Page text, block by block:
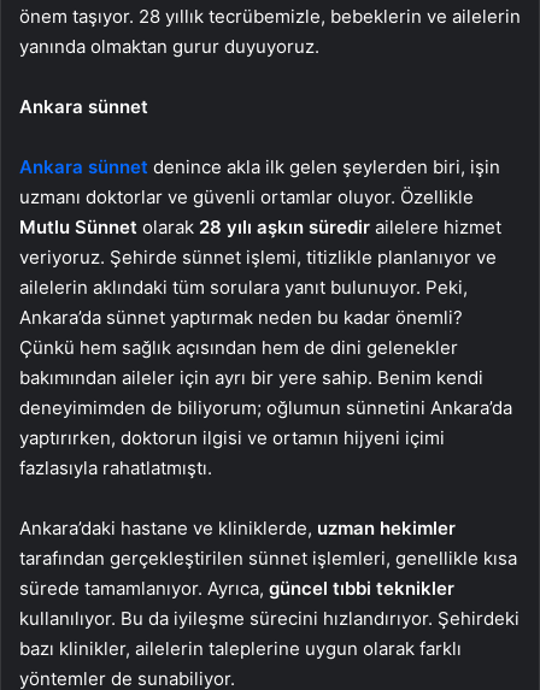
önem taşıyor. 28 yıllık tecrübemizle, bebeklerin ve ailelerin
yanında olmaktan gurur duyuyoruz.
Ankara sünnet
Ankara sünnet denince akla ilk gelen şeylerden biri, işin
uzmanı doktorlar ve güvenli ortamlar oluyor. Özellikle
Mutlu Sünnet olarak 28 yılı aşkın süredir ailelere hizmet
veriyoruz. Şehirde sünnet işlemi, titizlikle planlanıyor ve
ailelerin aklındaki tüm sorulara yanıt bulunuyor. Peki,
Ankara’da sünnet yaptırmak neden bu kadar önemli?
Çünkü hem sağlık açısından hem de dini gelenekler
bakımından aileler için ayrı bir yere sahip. Benim kendi
deneyimimden de biliyorum; oğlumun sünnetini Ankara’da
yaptırırken, doktorun ilgisi ve ortamın hijyeni içimi
fazlasıyla rahatlatmıştı.
Ankara’daki hastane ve kliniklerde, uzman hekimler
tarafından gerçekleştirilen sünnet işlemleri, genellikle kısa
sürede tamamlanıyor. Ayrıca, güncel tıbbi teknikler
kullanılıyor. Bu da iyileşme sürecini hızlandırıyor. Şehirdeki
bazı klinikler, ailelerin taleplerine uygun olarak farklı
yöntemler de sunabiliyor.